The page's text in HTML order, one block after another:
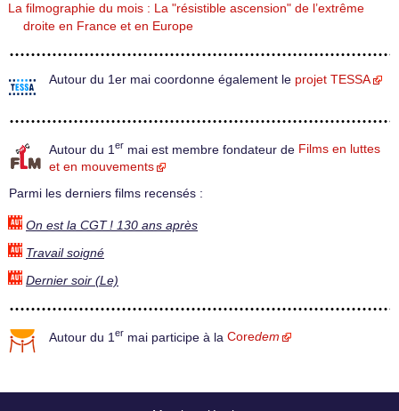
La filmographie du mois : La "résistible ascension" de l’extrême
droite en France et en Europe
Autour du 1er mai coordonne également le projet TESSA
Autour du 1 er mai est membre fondateur de Films en luttes
et en mouvements
Parmi les derniers films recensés :
On est la CGT ! 130 ans après
Travail soigné
Dernier soir (Le)
Autour du 1 er mai participe à la Coredem